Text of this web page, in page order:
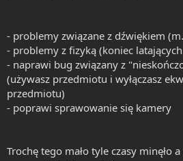
- problemy związane z dźwiękiem
- problemy z fizyką (koniec
- naprawi bug związany z
(używasz przedmiotu i wyłączasz
przedmiotu)
- poprawi sprawowanie się kamery
Trochę tego mało tyle czasy minęło